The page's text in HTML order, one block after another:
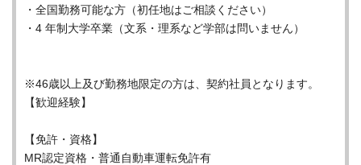
・全国勤務可能な方（初任地はご相談ください）
・4 年制大学卒業（文系・理系など学部は問いません）
※46歳以上及び勤務地限定の方は、契約社員となります。
【歓迎経験】
【免許・資格】
MR認定資格・普通自動車運転免許有